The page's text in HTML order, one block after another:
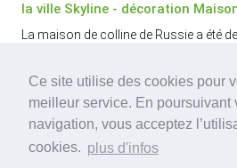
Ce site utilise des cookies pour
meilleur service. En poursuivant
navigation, vous acceptez
cookies. plus d'infos
la ville Skyline - décoration
La maison de colline de Russie a été